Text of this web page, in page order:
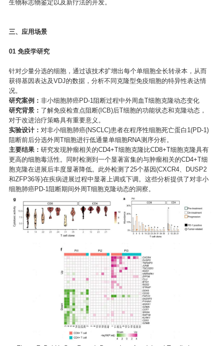
生物标志物鉴定以及新疗法的开发。
三、应用场景
01 免疫学研究
针对少量分选的细胞，通过该技术扩增出每个单细胞全长转录本，从而
获得基因表达及VDJ的数据，分析不同克隆型免疫细胞的特异性表达情
况。
研究案例： 非小细胞肺癌PD-1阻断过程中外周血T细胞克隆动态变化
研究背景： 了解免疫检查点阻断(ICB)后T细胞的功能状态和克隆动态，
对于改进治疗策略具有重要意义。
实验设计： 对非小细胞肺癌(NSCLC)患者在程序性细胞死亡蛋白1(PD-1)
阻断前后分选外周T细胞进行低通量单细胞RNA测序分析。
主要结果： 研究发现肿瘤相关的CD4+T细胞克隆比CD8+T细胞克隆具有
更高的细胞毒活性。同时检测到一个显著富集的与肿瘤相关的CD4+T细
胞克隆在进展后丰度显著降低。此外检测了25个基因(CXCR4、DUSP2
和ZFP36等)在疾病进展过程中显著上调或下调。这些分析提供了对非小
细胞肺癌PD-1阻断期间外周T细胞克隆动态的洞察。